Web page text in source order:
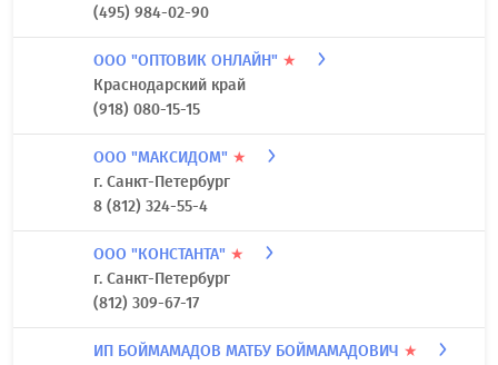
(495) 984-02-90
ООО "ОПТОВИК ОНЛАЙН" ★
Краснодарский край
(918) 080-15-15
ООО "МАКСИДОМ" ★
г. Санкт-Петербург
8 (812) 324-55-4
ООО "КОНСТАНТА" ★
г. Санкт-Петербург
(812) 309-67-17
ИП БОЙМАМАДОВ МАТБУ БОЙМАМАДОВИЧ ★